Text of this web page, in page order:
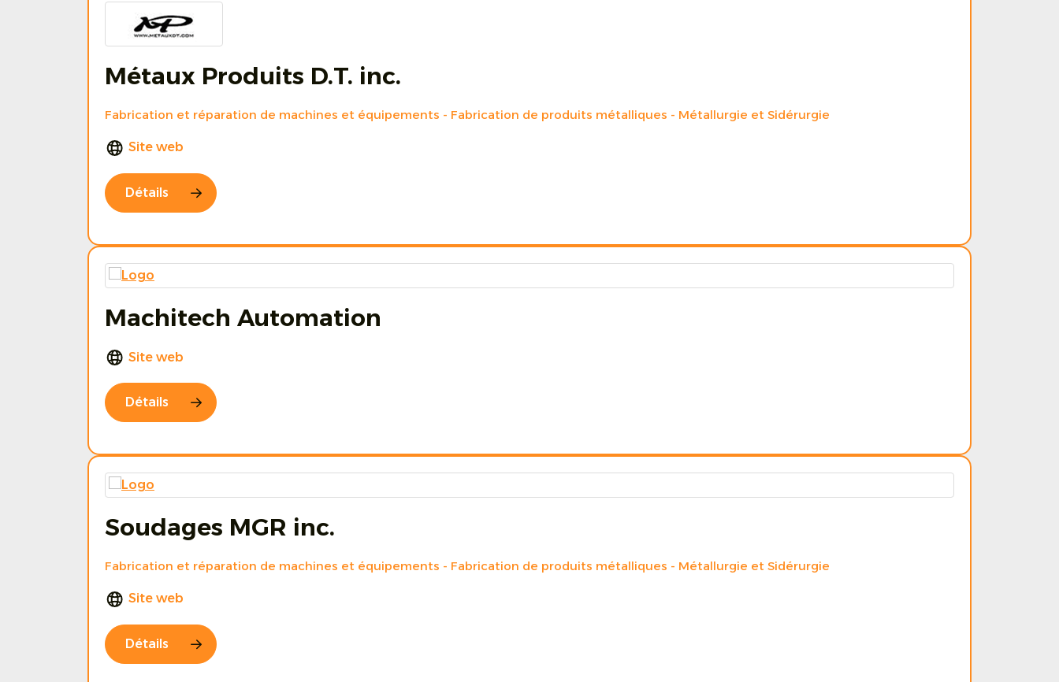
Métaux Produits D.T. inc.
Fabrication et réparation de machines et équipements Fabrication de produits métalliques Métallurgie et Sidérurgie
Site web
Détails
Machitech Automation
Site web
Détails
Soudages MGR inc.
Fabrication et réparation de machines et équipements Fabrication de produits métalliques Métallurgie et Sidérurgie
Site web
Détails